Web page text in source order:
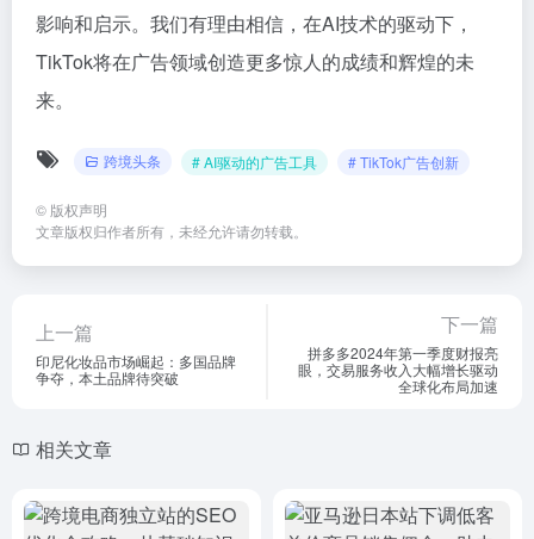
影响和启示。我们有理由相信，在AI技术的驱动下，
TikTok将在广告领域创造更多惊人的成绩和辉煌的未
来。
跨境头条 # AI驱动的广告工具 # TikTok广告创新
© 版权声明
文章版权归作者所有，未经允许请勿转载。
上一篇
印尼化妆品市场崛起：多国品牌
争夺，本土品牌待突破
下一篇
拼多多2024年第一季度财报亮
眼，交易服务收入大幅增长驱动
全球化布局加速
相关文章